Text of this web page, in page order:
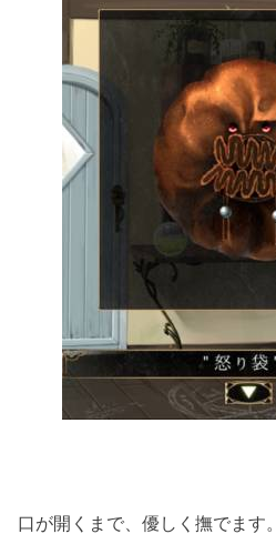
口が開くまで、優しく撫でます。